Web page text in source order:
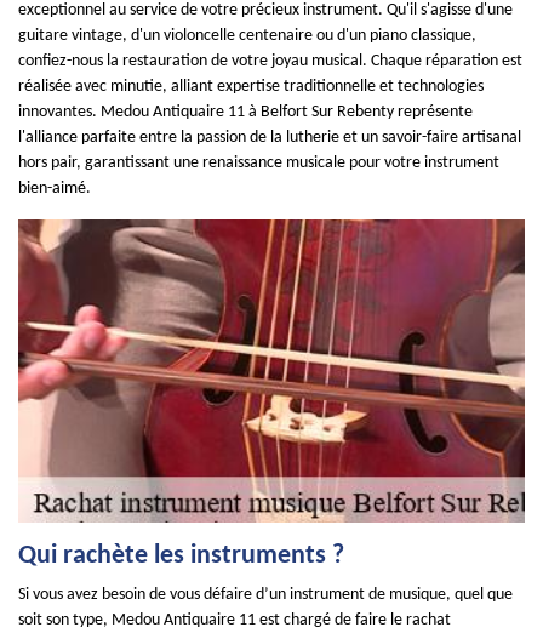
exceptionnel au service de votre précieux instrument. Qu'il s'agisse d'une
guitare vintage, d'un violoncelle centenaire ou d'un piano classique,
confiez-nous la restauration de votre joyau musical. Chaque réparation est
réalisée avec minutie, alliant expertise traditionnelle et technologies
innovantes. Medou Antiquaire 11 à Belfort Sur Rebenty représente
l'alliance parfaite entre la passion de la lutherie et un savoir-faire artisanal
hors pair, garantissant une renaissance musicale pour votre instrument
bien-aimé.
Qui rachète les instruments ?
Si vous avez besoin de vous défaire d’un instrument de musique, quel que
soit son type, Medou Antiquaire 11 est chargé de faire le rachat